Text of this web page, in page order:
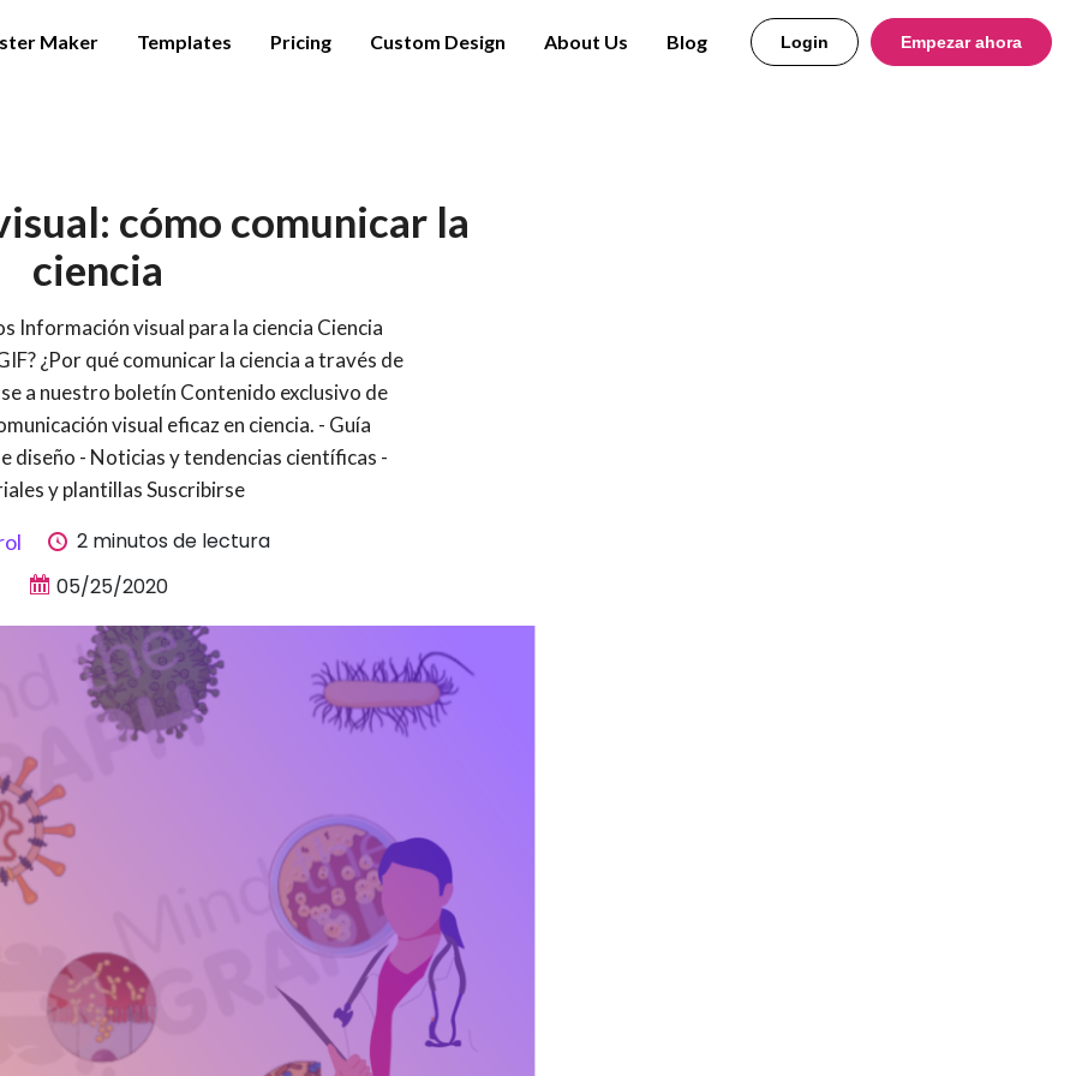
Maker Templates Pricing Custom Design About Us Blog Login Empezar ahora
cómo comunicar la
ciencia
Información visual para la ciencia Ciencia
¿Por qué comunicar la ciencia a través de
a nuestro boletín Contenido exclusivo de
visual eficaz en ciencia. - Guía
diseño - Noticias y tendencias científicas -
y plantillas Suscribirse
2 minutos de lectura
05/25/2020